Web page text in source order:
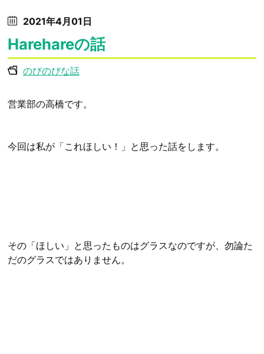
2021年4月01日
Harehareの話
のびのびな話
営業部の高橋です。
今回は私が「これほしい！」と思った話をします。
その「ほしい」と思ったものはグラスなのですが、勿論た
だのグラスではありません。